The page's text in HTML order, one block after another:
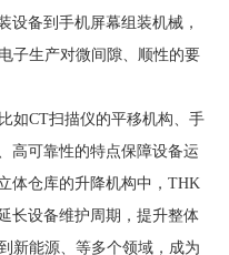
设备到手机屏幕组装机械，
子生产对微间隙、顺性的要
如CT扫描仪的平移机构、手
高可靠性的特点保障设备运
体仓库的升降机构中，THK
长设备维护周期，提升整体
新能源、等多个领域，成为